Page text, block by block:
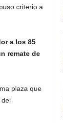
criterio a
a los 85
remate de
plaza que